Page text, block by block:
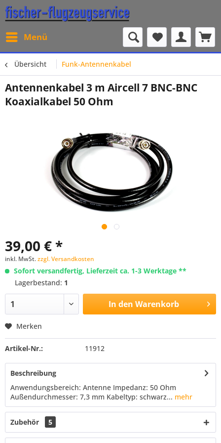
Menü
Übersicht Funk-Antennenkabel
Antennenkabel 3 m Aircell 7 BNC-BNC
Koaxialkabel 50 Ohm
39,00 € *
inkl. MwSt.zzgl. Versandkosten
Sofort versandfertig, Lieferzeit ca. 1-3 Werktage **
Lagerbestand: 1
In den Warenkorb
Merken
Artikel-Nr.: 11912
Beschreibung
Anwendungsbereich: Antenne Impedanz: 50 Ohm
Außendurchmesser: 7,3 mm Kabeltyp: schwarz... mehr
Zubehör 5